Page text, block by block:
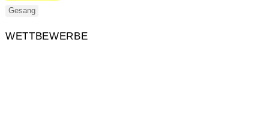
Gesang
WETTBEWERBE